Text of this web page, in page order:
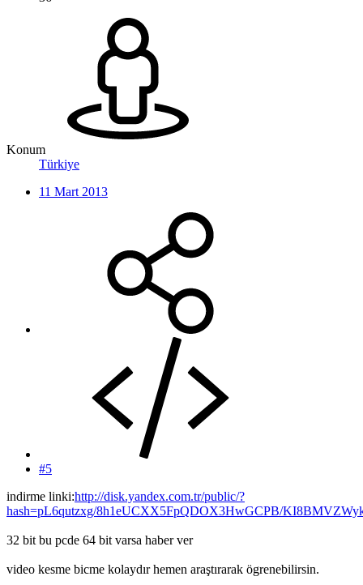
Konum
Türkiye
11 Mart 2013
#5
indirme linki:http://disk.yandex.com.tr/public/?
hash=pL6qutzxg/8h1eUCXX5FpQDOX3HwGCPB/
32 bit bu pcde 64 bit varsa haber ver
video kesme bicme kolaydır hemen araştırarak ögrenebilirsin.